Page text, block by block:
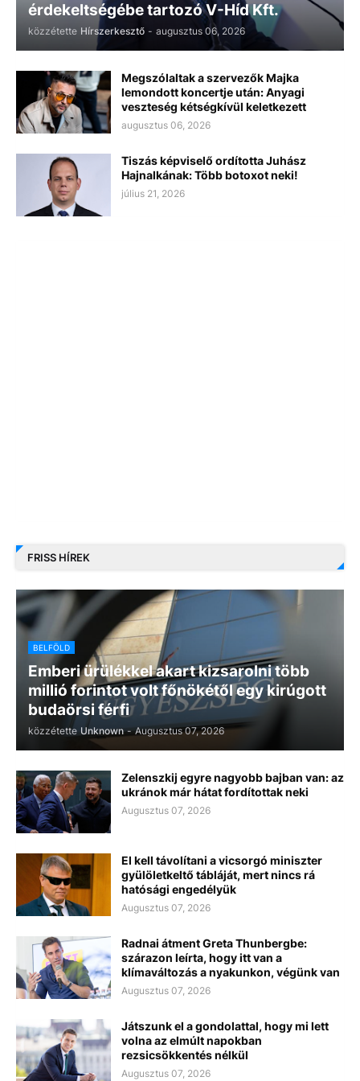
érdekeltségébe tartozó V-Híd Kft.
közzétette Hírszerkesztő - augusztus 06, 2026
Megszólaltak a szervezők Majka
lemondott koncertje után: Anyagi
veszteség kétségkívül keletkezett
augusztus 06, 2026
Tiszás képviselő ordította Juhász
Hajnalkának: Több botoxot neki!
július 21, 2026
FRISS HÍREK
BELFÖLD
Emberi ürülékkel akart kizsarolni több
millió forintot volt főnökétől egy kirúgott
budaörsi férfi
közzétette Unknown - Augusztus 07, 2026
Zelenszkij egyre nagyobb bajban van: az
ukránok már hátat fordítottak neki
Augusztus 07, 2026
El kell távolítani a vicsorgó miniszter
gyülöletkeltő tábláját, mert nincs rá
hatósági engedélyük
Augusztus 07, 2026
Radnai átment Greta Thunbergbe:
szárazon leírta, hogy itt van a
klímaváltozás a nyakunkon, végünk van
Augusztus 07, 2026
Játszunk el a gondolattal, hogy mi lett
volna az elmúlt napokban
rezsicsökkentés nélkül
Augusztus 07, 2026